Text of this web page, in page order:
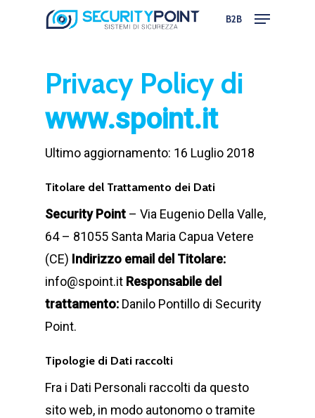
B2B
Menu
Privacy Policy di
www.spoint.it
Ultimo aggiornamento: 16 Luglio 2018
Titolare del Trattamento dei Dati
Security Point – Via Eugenio Della Valle,
64 – 81055 Santa Maria Capua Vetere
(CE) Indirizzo email del Titolare:
info@spoint.it Responsabile del
trattamento: Danilo Pontillo di Security
Point.
Tipologie di Dati raccolti
Fra i Dati Personali raccolti da questo
sito web, in modo autonomo o tramite